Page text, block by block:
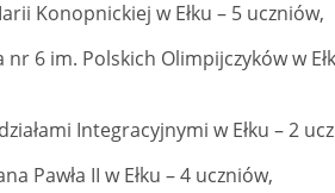
Konopnickiej w Ełku – 5 uczniów,
6 im. Polskich Olimpijczyków w
Integracyjnymi w Ełku – 2
Pawła II w Ełku – 4 uczniów,